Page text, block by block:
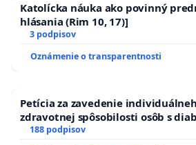
Katolícka náuka ako povinný
hlásania (Rim 10, 17)]
3 podpisov
Oznámenie o transparentnosti
Petícia za zavedenie
zdravotnej spôsobilosti osôb s
pri prijímaní do Policajného zboru
188 podpisov